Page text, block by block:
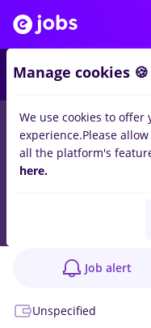
Operator
Job alert
Unspecified
Manage cookies 🍪
We use cookies to
experience.Please
all the platform's
here.